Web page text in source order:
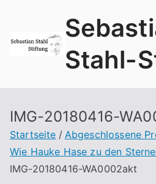
springen
Stahl-
IMG-20180416-
Startseite
Abgeschlossene
Wie Hauke Hase zu den
IMG-20180416-WA0002akt